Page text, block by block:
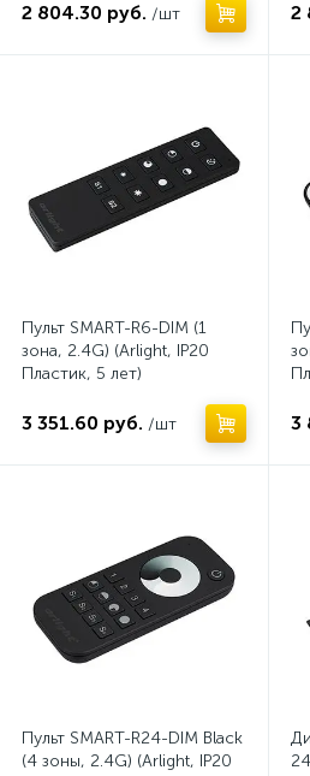
2 804.30 руб. /шт 2
Пульт SMART-R6-DIM (1
зона, 2.4G) (Arlight, IP20
Пластик, 5 лет)
3 351.60 руб. /шт 3
Пульт SMART-R24-DIM Black
(4 зоны, 2.4G) (Arlight, IP20